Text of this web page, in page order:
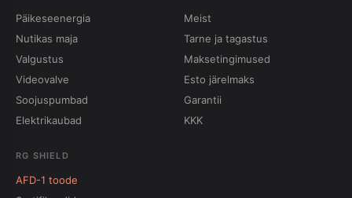
Päikeseenergia
Nutikas maja
Valgustus
Videovalve
Soojuspumbad
Elektrikaubad
Meist
Tarne ja tagastus
Maksetingimused
Esto järelmaks
Garantii
KKK
RG SHIELD
AFD-1 toode